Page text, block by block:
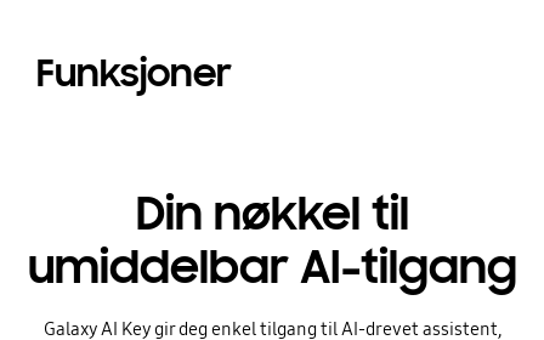
Funksjoner
Din nøkkel til
umiddelbar AI-tilgang
Galaxy AI Key gir deg enkel tilgang til AI-drevet assistent,